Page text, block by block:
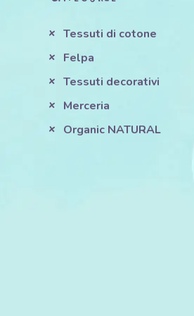
Tessuti di cotone
Felpa
Tessuti decorativi
Merceria
Organic NATURAL